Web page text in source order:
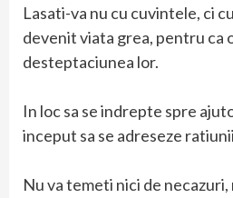
Lasati-va nu cu cuvintele, ci
devenit viata grea, pentru ca
desteptaciunea lor.
In loc sa se indrepte spre
inceput sa se adreseze
Nu va temeti nici de